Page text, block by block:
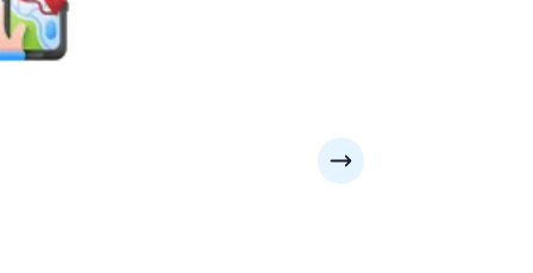
villes comme Bombay, New Delhi, Calcutta aux
spots éloignés. Restez connecté, peu importe où votre